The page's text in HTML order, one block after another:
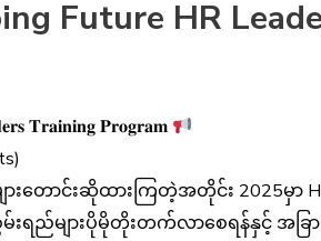
Future HR
𝐓𝐫𝐚𝐢𝐧𝐢𝐧𝐠 𝐏𝐫𝐨𝐠𝐫𝐚𝐦
ျားတောင်းဆိုထားကြတဲ့အတိုင်း 2025
များပိုမိုတိုးတက်လာစေရန်နှင့် အခြားသ